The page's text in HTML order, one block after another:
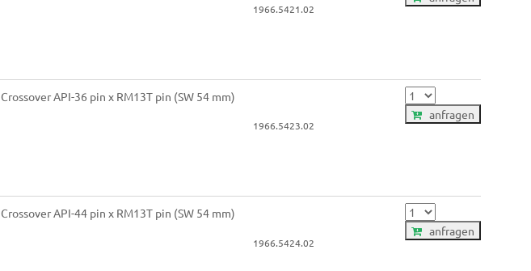
1966.5421.02
Crossover API-36 pin x RM13T pin (SW 54 mm)
1966.5423.02
anfragen
Crossover API-44 pin x RM13T pin (SW 54 mm)
1966.5424.02
anfragen